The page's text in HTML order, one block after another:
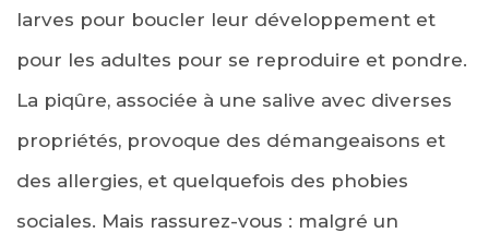
larves pour boucler leur développement et
pour les adultes pour se reproduire et pondre.
La piqûre, associée à une salive avec diverses
propriétés, provoque des démangeaisons et
des allergies, et quelquefois des phobies
sociales. Mais rassurez-vous : malgré un